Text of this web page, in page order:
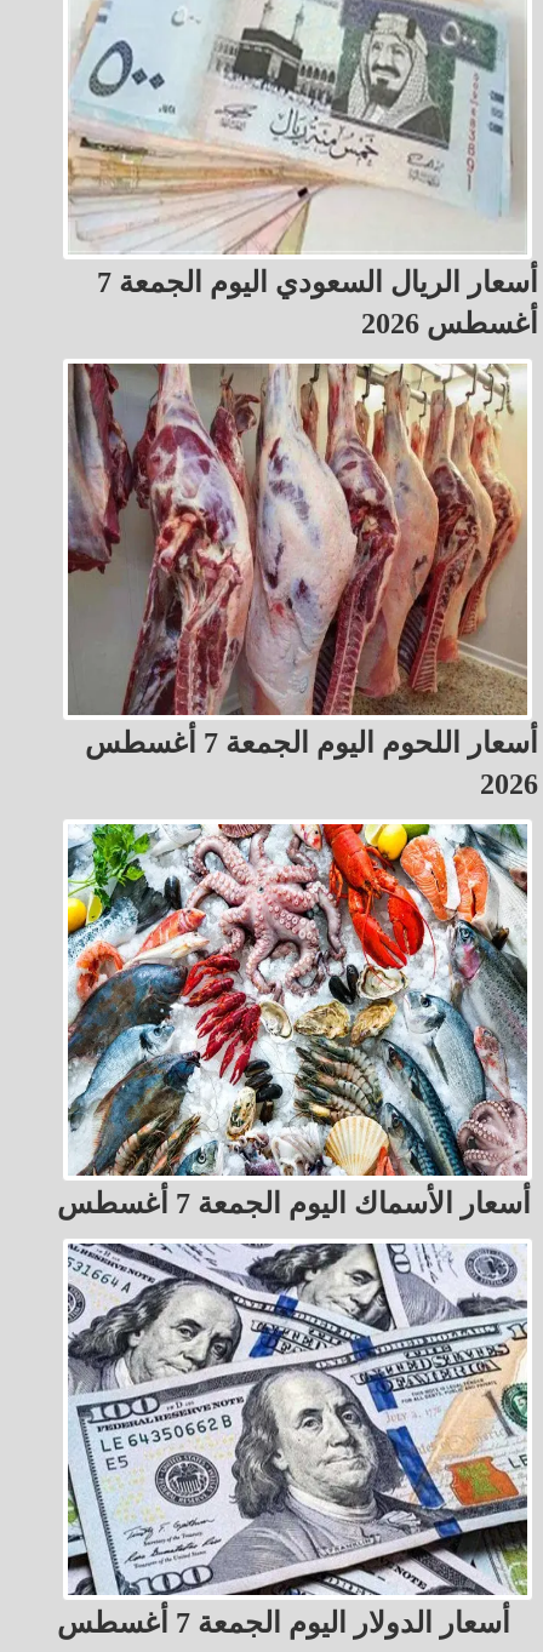
أسعار الريال السعودي اليوم الجمعة 7
أغسطس 2026
أسعار اللحوم اليوم الجمعة 7 أغسطس
2026
أسعار الأسماك اليوم الجمعة 7 أغسطس
أسعار الدولار اليوم الجمعة 7 أغسطس